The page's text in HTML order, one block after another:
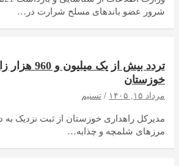
شرور عضو باندهای مسلح شرارت در…
تردد بیش از یک
خوزستان
مرداد ۱۵, ۱۴۰۵ تسنیم
مدیرکل راهداری خوزستان از ثبت نزدیک به
مرزهای شلمچه و چذابه…